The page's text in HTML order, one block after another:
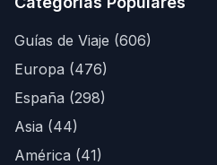
Guías de Viaje (606)
Europa (476)
España (298)
Asia (44)
América (41)